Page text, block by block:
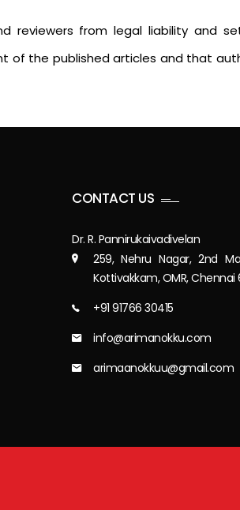
reviewers from legal liability and
of the published articles and that
CONTACT US
Dr. R. Pannirukaivadivelan
259, Nehru Nagar, 2nd
Kottivakkam, OMR,
+91 91766 30415
info@arimanokku.com
arimaanokkuu@gmail.com